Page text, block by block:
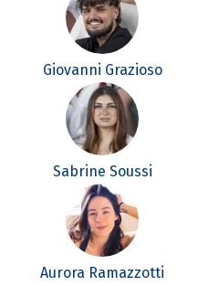
Giovanni Grazioso
Sabrine Soussi
Aurora Ramazzotti